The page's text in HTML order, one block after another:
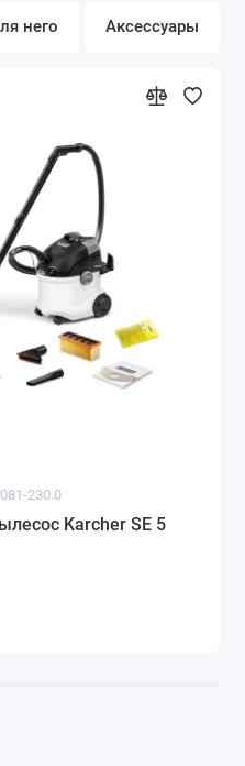
него Аксессуары
230.0
Karcher SE 5